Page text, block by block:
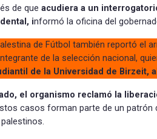
de que acudiera a un
informó la oficina del
de Fútbol también reportó el
de la selección nacional,
de la Universidad de Birzeit,
el organismo reclamó la
casos forman parte de un patrón